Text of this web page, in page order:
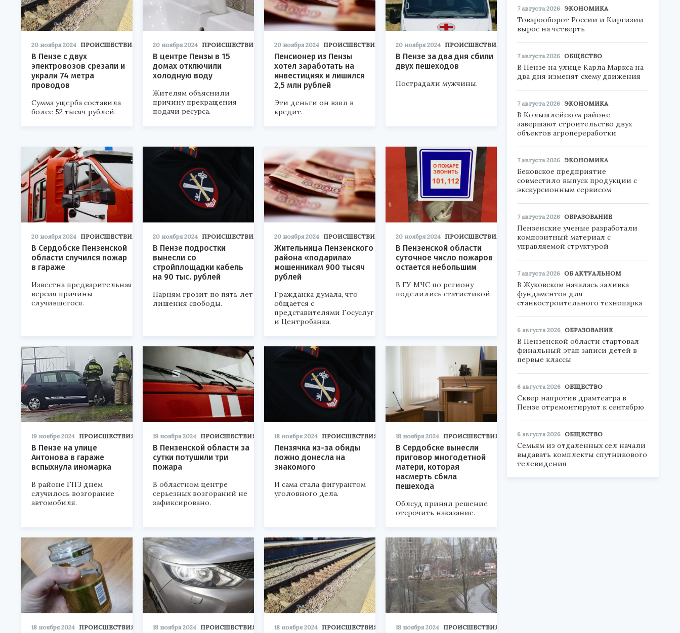
20 ноября 2024 ПРОИСШЕСТВИЯ
В Пензе с двух
электровозов срезали и
украли 74 метра
проводов
Сумма ущерба составила
более 52 тысяч рублей.
20 ноября 2024 ПРОИСШЕСТВИЯ
В центре Пензы в 15
домах отключили
холодную воду
Жителям объяснили
причину прекращения
подачи ресурса.
20 ноября 2024 ПРОИСШЕСТВИЯ
Пенсионер из Пензы
хотел заработать на
инвестициях и лишился
2,5 млн рублей
Эти деньги он взял в
кредит.
20 ноября 2024 ПРОИСШЕСТВИЯ
В Пензе за два дня сбили
двух пешеходов
Пострадали мужчины.
20 ноября 2024 ПРОИСШЕСТВИЯ
В Сердобске Пензенской
области случился пожар
в гараже
Известна предварительная
версия причины
случившегося.
20 ноября 2024 ПРОИСШЕСТВИЯ
В Пензе подростки
вынесли со
стройплощадки кабель
на 90 тыс. рублей
Парням грозит по пять лет
лишения свободы.
20 ноября 2024 ПРОИСШЕСТВИЯ
Жительница Пензенского
района «подарила»
мошенникам 900 тысяч
рублей
Гражданка думала, что
общается с
представителями Госуслуг
и Центробанка.
20 ноября 2024 ПРОИСШЕСТВИЯ
В Пензенской области
суточное число пожаров
остается небольшим
В ГУ МЧС по региону
поделились статистикой.
19 ноября 2024 ПРОИСШЕСТВИЯ
В Пензе на улице
Антонова в гараже
вспыхнула иномарка
В районе ГПЗ днем
случилось возгорание
автомобиля.
19 ноября 2024 ПРОИСШЕСТВИЯ
В Пензенской области за
сутки потушили три
пожара
В областном центре
серьезных возгораний не
зафиксировано.
18 ноября 2024 ПРОИСШЕСТВИЯ
Пензячка из-за обиды
ложно донесла на
знакомого
И сама стала фигурантом
уголовного дела.
18 ноября 2024 ПРОИСШЕСТВИЯ
В Сердобске вынесли
приговор многодетной
матери, которая
насмерть сбила
пешехода
Облсуд принял решение
отсрочить наказание.
18 ноября 2024 ПРОИСШЕСТВИЯ 18 ноября 2024 ПРОИСШЕСТВИЯ 18 ноября 2024 ПРОИСШЕСТВИЯ 18 ноября 2024 ПРОИСШЕСТВИЯ
7 августа 2026 ЭКОНОМИКА
Товарооборот России и Киргизии
вырос на четверть
7 августа 2026 ОБЩЕСТВО
В Пензе на улице Карла Маркса на
два дня изменят схему движения
7 августа 2026 ЭКОНОМИКА
В Колышлейском районе
завершают строительство двух
объектов агропереработки
7 августа 2026 ЭКОНОМИКА
Бековское предприятие
совместило выпуск продукции с
экскурсионным сервисом
7 августа 2026 ОБРАЗОВАНИЕ
Пензенские ученые разработали
композитный материал с
управляемой структурой
7 августа 2026 ОБ АКТУАЛЬНОМ
В Жуковском началась заливка
фундаментов для
станкостроительного технопарка
6 августа 2026 ОБРАЗОВАНИЕ
В Пензенской области стартовал
финальный этап записи детей в
первые классы
6 августа 2026 ОБЩЕСТВО
Сквер напротив драмтеатра в
Пензе отремонтируют к сентябрю
6 августа 2026 ОБЩЕСТВО
Семьям из отдаленных сел начали
выдавать комплекты спутникового
телевидения